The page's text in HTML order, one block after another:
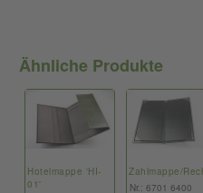
Ähnliche Produkte
Hotelmappe 'HI-
01'
Zahlmappe/
Nr.: 6701 6400